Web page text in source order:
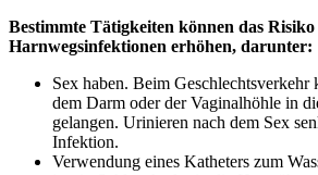
Bestimmte Tätigkeiten können das Risiko
Harnwegsinfektionen erhöhen, darunter:
Sex haben. Beim Geschlechtsverkehr
dem Darm oder der Vaginalhöhle in
gelangen. Urinieren nach dem Sex
Infektion.
Verwendung eines Katheters zum